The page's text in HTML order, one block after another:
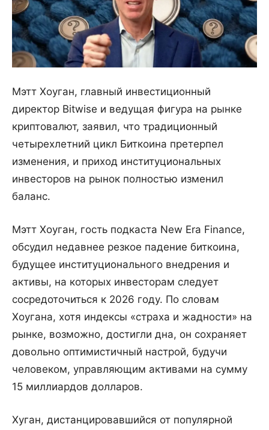
Мэтт Хоуган, главный инвестиционный
директор Bitwise и ведущая фигура на рынке
криптовалют, заявил, что традиционный
четырехлетний цикл Биткоина претерпел
изменения, и приход институциональных
инвесторов на рынок полностью изменил
баланс.
Мэтт Хоуган, гость подкаста New Era Finance,
обсудил недавнее резкое падение биткоина,
будущее институционального внедрения и
активы, на которых инвесторам следует
сосредоточиться к 2026 году. По словам
Хоугана, хотя индексы «страха и жадности» на
рынке, возможно, достигли дна, он сохраняет
довольно оптимистичный настрой, будучи
человеком, управляющим активами на сумму
15 миллиардов долларов.
Хуган, дистанцировавшийся от популярной